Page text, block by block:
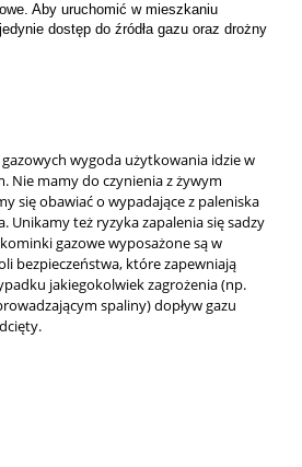
Aby uruchomić w mieszkaniu
dostęp do źródła gazu oraz drożny
wygoda użytkowania idzie w
Nie mamy do czynienia z żywym
się obawiać o wypadające z paleniska
Unikamy też ryzyka zapalenia się sadzy
gazowe wyposażone są w
bezpieczeństwa, które zapewniają
jakiegokolwiek zagrożenia (np.
spaliny) dopływ gazu